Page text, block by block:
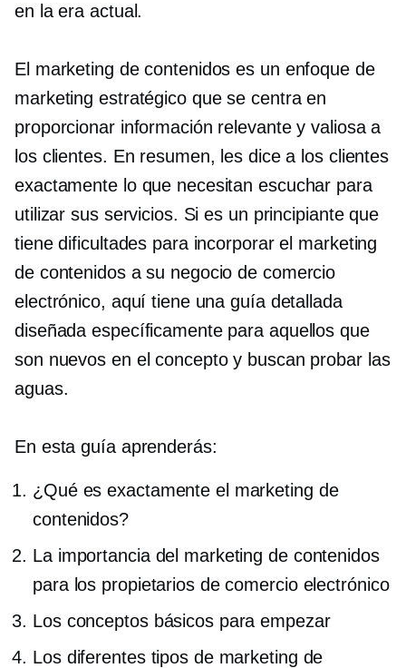
en la era actual.
El marketing de contenidos es un enfoque de
marketing estratégico que se centra en
proporcionar información relevante y valiosa a
los clientes. En resumen, les dice a los clientes
exactamente lo que necesitan escuchar para
utilizar sus servicios. Si es un principiante que
tiene dificultades para incorporar el marketing
de contenidos a su negocio de comercio
electrónico, aquí tiene una guía detallada
diseñada específicamente para aquellos que
son nuevos en el concepto y buscan probar las
aguas.
En esta guía aprenderás:
¿Qué es exactamente el marketing de
contenidos?
La importancia del marketing de contenidos
para los propietarios de comercio electrónico
Los conceptos básicos para empezar
Los diferentes tipos de marketing de